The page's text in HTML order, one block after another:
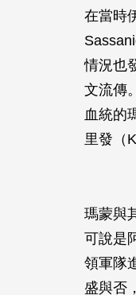
在當時
情況也
文流傳
血統的
里發（
瑪蒙與
可說是
領軍隊
盛與否